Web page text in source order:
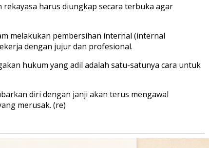
rekayasa harus diungkap secara terbuka agar
melakukan pembersihan internal (internal
dengan jujur dan profesional.
hukum yang adil adalah satu-satunya cara untuk
diri dengan janji akan terus mengawal
merusak. (re)